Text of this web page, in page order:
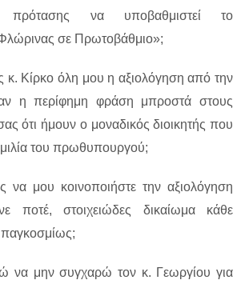
πρότασης να υποβαθμιστεί το
σε Πρωτοβάθμιο»;
κ. Κίρκο όλη μου η αξιολόγηση από την
η περίφημη φράση μπροστά στους
ότι ήμουν ο μοναδικός διοικητής που
του πρωθυπουργού;
να μου κοινοποιήστε την αξιολόγηση
ποτέ, στοιχειώδες δικαίωμα κάθε
παγκοσμίως;
να μην συγχαρώ τον κ. Γεωργίου για